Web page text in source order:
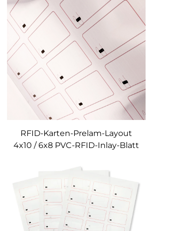
RFID-Karten-Prelam-Layout
4x10 / 6x8 PVC-RFID-Inlay-Blatt
860-960 MHz, Dualfrequenz,
benutzerdefiniert